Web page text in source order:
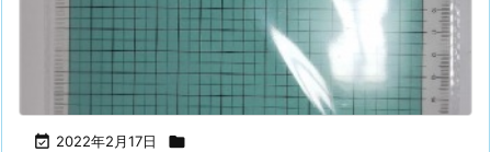
 2022年2月17日 